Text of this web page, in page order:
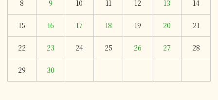
8 9 10 11 12 13 14
15 16 17 18 19 20 21
22 23 24 25 26 27 28
29 30